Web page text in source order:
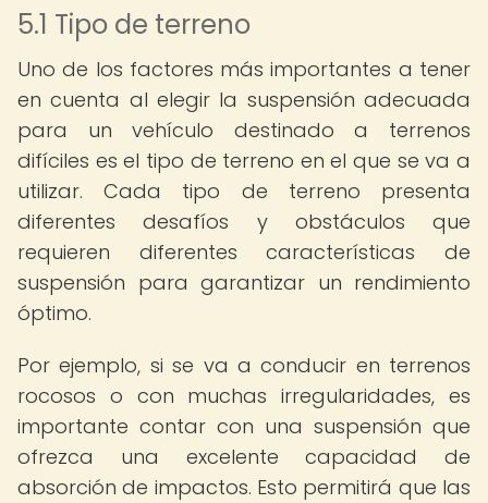
5.1 Tipo de terreno
Uno de los factores más importantes a tener
en cuenta al elegir la suspensión adecuada
para un vehículo destinado a terrenos
difíciles es el tipo de terreno en el que se va a
utilizar. Cada tipo de terreno presenta
diferentes desafíos y obstáculos que
requieren diferentes características de
suspensión para garantizar un rendimiento
óptimo.
Por ejemplo, si se va a conducir en terrenos
rocosos o con muchas irregularidades, es
importante contar con una suspensión que
ofrezca una excelente capacidad de
absorción de impactos. Esto permitirá que las